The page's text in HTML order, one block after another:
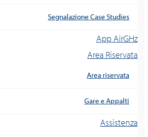
Segnalazione Case Studies
App AirGHz
Area Riservata
Area riservata
Gare e Appalti
Assistenza